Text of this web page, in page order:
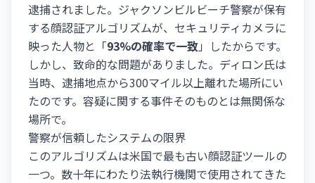
逮捕されました。ジャクソンビルビーチ警察が保有
する顔認証アルゴリズムが、セキュリティカメラに
映った人物と「93%の確率で一致」したからです。
しかし、致命的な問題がありました。ディロン氏は
当時、逮捕地点から300マイル以上離れた場所にい
たのです。容疑に関する事件そのものとは無関係な
場所で。
警察が信頼したシステムの限界
このアルゴリズムは米国で最も古い顔認証ツールの
一つ。数十年にわたり法執行機関で使用されてきた